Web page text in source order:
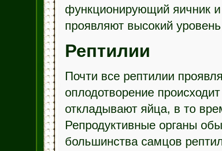
функционирующий яичник
проявляют высокий
Рептилии
Почти все рептилии
оплодотворение
откладывают яйца, в то
Репродуктивные органы
большинства самцов